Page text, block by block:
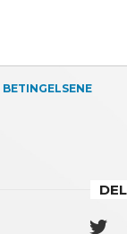
BETINGELSENE